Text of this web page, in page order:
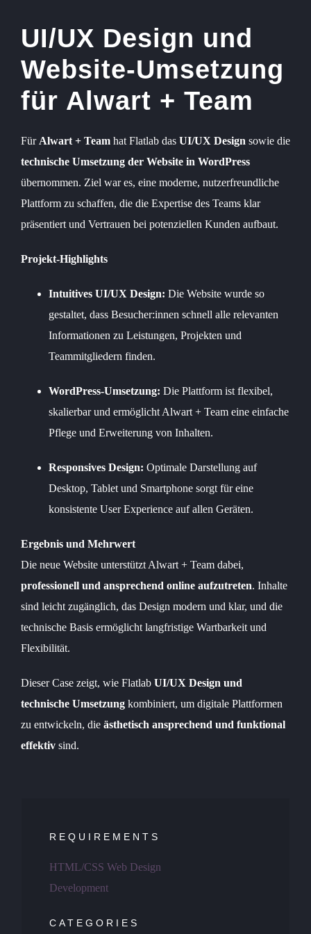
UI/UX Design und
Website-Umsetzung
für Alwart + Team
Für Alwart + Teamhat Flatlab das UI/UX Design sowie die
technische Umsetzung der Website in WordPress
übernommen. Ziel war es, eine moderne, nutzerfreundliche
Plattform zu schaffen, die die Expertise des Teams klar
präsentiert und Vertrauen bei potenziellen Kunden aufbaut.
Projekt-Highlights
Intuitives UI/UX Design: Die Website wurde so
gestaltet, dass Besucher:innen schnell alle relevanten
Informationen zu Leistungen, Projekten und
Teammitgliedern finden.
WordPress-Umsetzung: Die Plattform ist flexibel,
skalierbar und ermöglicht Alwart + Team eine einfache
Pflege und Erweiterung von Inhalten.
Responsives Design: Optimale Darstellung auf
Desktop, Tablet und Smartphone sorgt für eine
konsistente User Experience auf allen Geräten.
Ergebnis und Mehrwert
Die neue Website unterstützt Alwart + Team dabei,
professionell und ansprechend online aufzutreten. Inhalte
sind leicht zugänglich, das Design modern und klar, und die
technische Basis ermöglicht langfristige Wartbarkeit und
Flexibilität.
Dieser Case zeigt, wie Flatlab UI/UX Design und
technische Umsetzungkombiniert, um digitale Plattformen
zu entwickeln, die ästhetisch ansprechend und funktional
effektivsind.
REQUIREMENTS
HTML/CSS Web Design
Development
CATEGORIES